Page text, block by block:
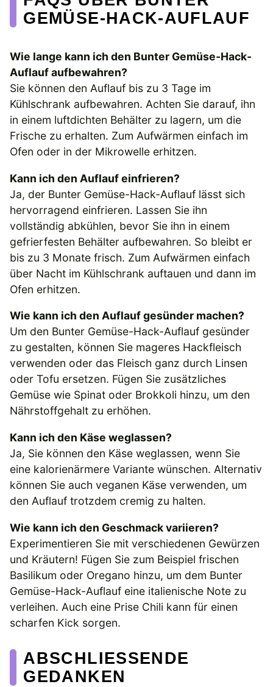
GEMÜSE-HACK-AUFLAUF
Wie lange kann ich den Bunter Gemüse-Hack-
Auflauf aufbewahren?
Sie können den Auflauf bis zu 3 Tage im
Kühlschrank aufbewahren. Achten Sie darauf, ihn
in einem luftdichten Behälter zu lagern, um die
Frische zu erhalten. Zum Aufwärmen einfach im
Ofen oder in der Mikrowelle erhitzen.
Kann ich den Auflauf einfrieren?
Ja, der Bunter Gemüse-Hack-Auflauf lässt sich
hervorragend einfrieren. Lassen Sie ihn
vollständig abkühlen, bevor Sie ihn in einem
gefrierfesten Behälter aufbewahren. So bleibt er
bis zu 3 Monate frisch. Zum Aufwärmen einfach
über Nacht im Kühlschrank auftauen und dann im
Ofen erhitzen.
Wie kann ich den Auflauf gesünder machen?
Um den Bunter Gemüse-Hack-Auflauf gesünder
zu gestalten, können Sie mageres Hackfleisch
verwenden oder das Fleisch ganz durch Linsen
oder Tofu ersetzen. Fügen Sie zusätzliches
Gemüse wie Spinat oder Brokkoli hinzu, um den
Nährstoffgehalt zu erhöhen.
Kann ich den Käse weglassen?
Ja, Sie können den Käse weglassen, wenn Sie
eine kalorienärmere Variante wünschen. Alternativ
können Sie auch veganen Käse verwenden, um
den Auflauf trotzdem cremig zu halten.
Wie kann ich den Geschmack variieren?
Experimentieren Sie mit verschiedenen Gewürzen
und Kräutern! Fügen Sie zum Beispiel frischen
Basilikum oder Oregano hinzu, um dem Bunter
Gemüse-Hack-Auflauf eine italienische Note zu
verleihen. Auch eine Prise Chili kann für einen
scharfen Kick sorgen.
ABSCHLIESSENDE G
EDANKEN